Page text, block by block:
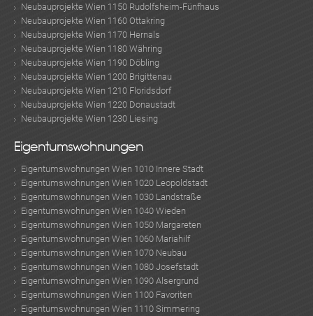
Neubauprojekte Wien 1150 Rudolfsheim-Fünfhaus
Neubauprojekte Wien 1160 Ottakring
Neubauprojekte Wien 1170 Hernals
Neubauprojekte Wien 1180 Währing
Neubauprojekte Wien 1190 Döbling
Neubauprojekte Wien 1200 Brigittenau
Neubauprojekte Wien 1210 Floridsdorf
Neubauprojekte Wien 1220 Donaustadt
Neubauprojekte Wien 1230 Liesing
Eigentumswohnungen
Eigentumswohnungen Wien 1010 Innere Stadt
Eigentumswohnungen Wien 1020 Leopoldstadt
Eigentumswohnungen Wien 1030 Landstraße
Eigentumswohnungen Wien 1040 Wieden
Eigentumswohnungen Wien 1050 Margareten
Eigentumswohnungen Wien 1060 Mariahilf
Eigentumswohnungen Wien 1070 Neubau
Eigentumswohnungen Wien 1080 Josefstadt
Eigentumswohnungen Wien 1090 Alsergrund
Eigentumswohnungen Wien 1100 Favoriten
Eigentumswohnungen Wien 1110 Simmering